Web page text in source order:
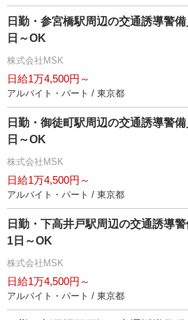
日勤・参宮橋駅周辺の交通誘導警
日～OK
株式会社MSK
日給1万4,500円～
アルバイト・パート / 東京都
日勤・御徒町駅周辺の交通誘導警
日～OK
株式会社MSK
日給1万4,500円～
アルバイト・パート / 東京都
日勤・下高井戸駅周辺の交通誘導
1日～OK
株式会社MSK
日給1万4,500円～
アルバイト・パート / 東京都